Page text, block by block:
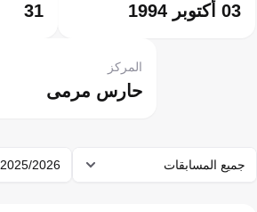
03 أكتوبر 1994 31
حارس مرمى
المركز
جميع المسابقات 2025/2026